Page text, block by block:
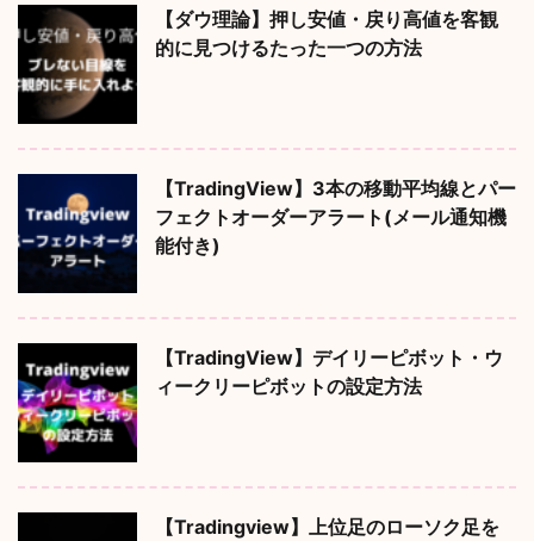
【ダウ理論】押し安値・戻り高値を客観
的に見つけるたった一つの方法
【TradingView】3本の移動平均線とパー
フェクトオーダーアラート(メール通知機
能付き)
【TradingView】デイリーピボット・ウ
ィークリーピボットの設定方法
【Tradingview】上位足のローソク足を